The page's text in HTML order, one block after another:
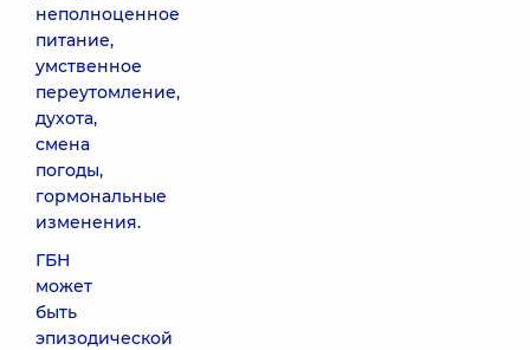
неполноценное
питание,
умственное
переутомление,
духота,
смена
погоды,
гормональные
изменения.
ГБН
может
быть
эпизодической